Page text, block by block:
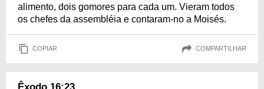
alimento, dois gomores para cada um. Vieram todos
os chefes da assembléia e contaram-no a Moisés.
COPIAR COMPARTILHAR
Êxodo 16:23